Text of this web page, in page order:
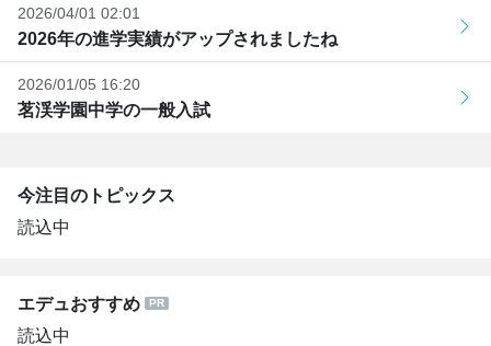
2026/04/01 02:01
2026年の進学実績がアップされましたね
2026/01/05 16:20
茗渓学園中学の一般入試
今注目のトピックス
読込中
エデュおすすめ
読込中